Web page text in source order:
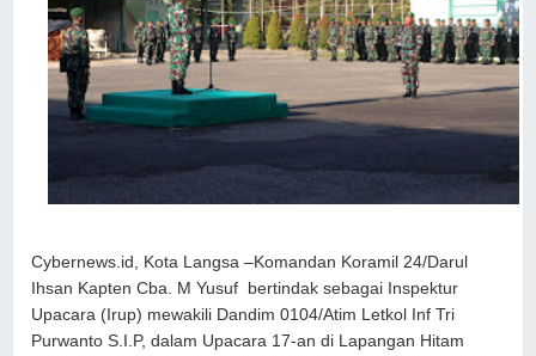
Cybernews.id, Kota Langsa –Komandan Koramil 24/Darul
Ihsan Kapten Cba. M Yusuf bertindak sebagai Inspektur
Upacara (Irup) mewakili Dandim 0104/Atim Letkol Inf Tri
Purwanto S.I.P, dalam Upacara 17-an di Lapangan Hitam